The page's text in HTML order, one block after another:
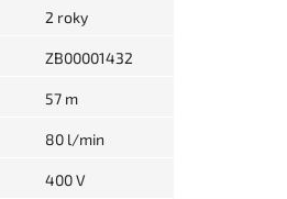
2 roky
ZB00001432
57 m
80 l/min
400 V